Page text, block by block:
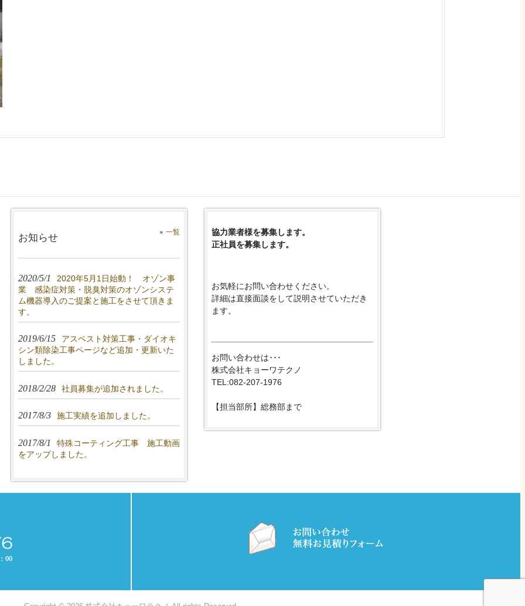
お知らせ
一覧
2020/5/1
2020年5月1日始動！ オゾン事
業 感染症対策・脱臭対策のオゾンシステ
ム機器導入のご提案と施工をさせて頂きま
す。
2019/6/15
アスベスト対策工事・ダイオキ
シン類除染工事ページなど追加・更新いた
しました。
2018/2/28 社員募集が追加されました。
2017/8/3 施工実績を追加しました。
2017/8/1
特殊コーティング工事 施工動画
をアップしました。
協力業者様を募集します。
正社員を募集します。
お気軽にお問い合わせください。
詳細は直接面談をして説明させていただき
ます。
お問い合わせは･･･
株式会社キョーワテクノ
TEL:082-207-1976
【担当部所】総務部まで